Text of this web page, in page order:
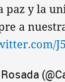
paz y la
a